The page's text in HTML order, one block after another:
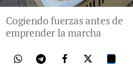
Cogiendo fuerzas antes de
emprender la marcha